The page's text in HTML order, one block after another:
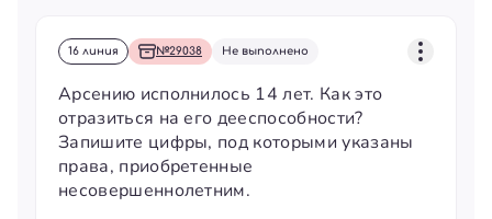
16 линия №29038 Не выполнено
Арсению исполнилось 14 лет. Как это
отразиться на его дееспособности?
Запишите цифры, под которыми указаны
права, приобретенные
несовершеннолетним.